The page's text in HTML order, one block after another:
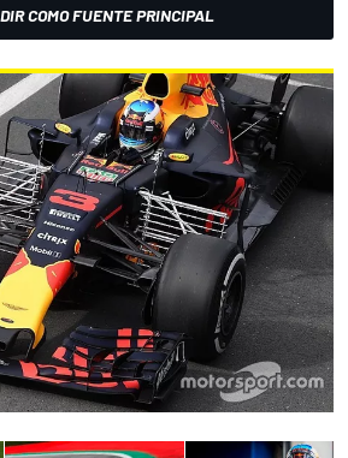
COMO FUENTE PRINCIPAL